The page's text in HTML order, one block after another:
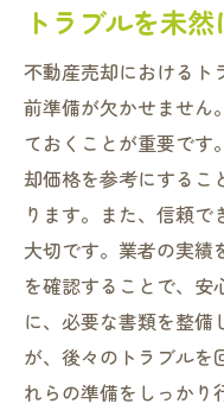
トラブルを未
不動産売却におけるト
前準備が欠かせません
ておくことが重要です
却価格を参考にするこ
ります。また、信頼で
大切です。業者の実績
を確認することで、安
に、必要な書類を整備
が、後々のトラブルを
れらの準備をしっかり